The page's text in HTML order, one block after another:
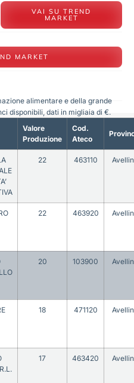
VAI SU TREND
MARKET
MARKET
Valore
Produzione
Cod.
Ateco
22 463110
22 463920
20 103900
18 471120
17 463420
alimentare e della grande
disponibili, dati in migliaia di €.